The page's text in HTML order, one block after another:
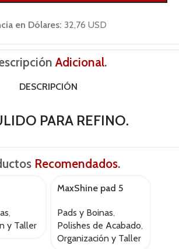
en Dólares: 32,76 USD
Adicional.
DESCRIPCIÓN
PARA REFINO.
Recomendados.
,
y Taller
AGOTADO
MaxShine pad 5
Pads y Boinas,
Polishes de Acabado,
Organización y Taller